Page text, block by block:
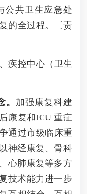
公共卫生应急处
的全过程。〔责
控中心（卫生
。 加强康复科建
康复和ICU 重症
通过市级临床重
神经康复、骨科
心肺康复等多方
技术能力进一步